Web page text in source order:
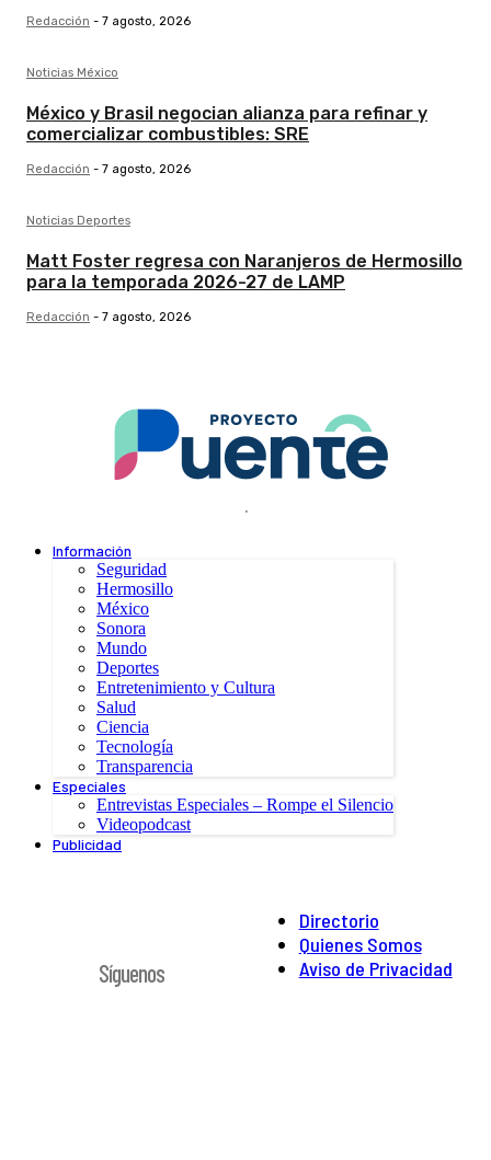
Redacción - 7 agosto, 2026
Noticias México
México y Brasil negocian alianza para refinar y
comercializar combustibles: SRE
Redacción - 7 agosto, 2026
Noticias Deportes
Matt Foster regresa con Naranjeros de Hermosillo
para la temporada 2026-27 de LAMP
Redacción - 7 agosto, 2026
.
Información
Seguridad
Hermosillo
México
Sonora
Mundo
Deportes
Entretenimiento y Cultura
Salud
Ciencia
Tecnología
Transparencia
Especiales
Entrevistas Especiales – Rompe el Silencio
Videopodcast
Publicidad
Directorio
Quienes Somos
Aviso de Privacidad
Síguenos